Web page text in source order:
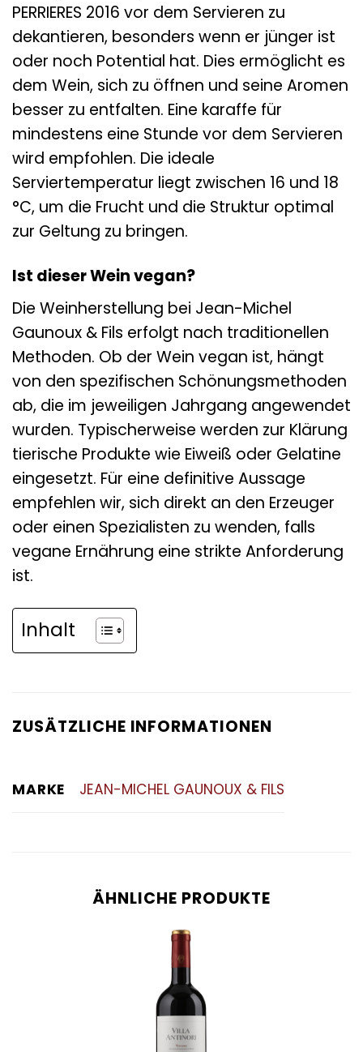
PERRIERES 2016 vor dem Servieren zu
dekantieren, besonders wenn er jünger ist
oder noch Potential hat. Dies ermöglicht es
dem Wein, sich zu öffnen und seine Aromen
besser zu entfalten. Eine karaffe für
mindestens eine Stunde vor dem Servieren
wird empfohlen. Die ideale
Serviertemperatur liegt zwischen 16 und 18
°C, um die Frucht und die Struktur optimal
zur Geltung zu bringen.
Ist dieser Wein vegan?
Die Weinherstellung bei Jean-Michel
Gaunoux & Fils erfolgt nach traditionellen
Methoden. Ob der Wein vegan ist, hängt
von den spezifischen Schönungsmethoden
ab, die im jeweiligen Jahrgang angewendet
wurden. Typischerweise werden zur Klärung
tierische Produkte wie Eiweiß oder Gelatine
eingesetzt. Für eine definitive Aussage
empfehlen wir, sich direkt an den Erzeuger
oder einen Spezialisten zu wenden, falls
vegane Ernährung eine strikte Anforderung
ist.
Inhalt
ZUSÄTZLICHE INFORMATIONEN
MARKE JEAN-MICHEL GAUNOUX & FILS
ÄHNLICHE PRODUKTE